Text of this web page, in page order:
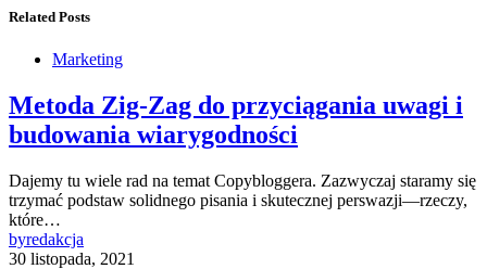
Related Posts
Marketing
Metoda Zig-Zag do przyciągania uwagi i
budowania wiarygodności
Dajemy tu wiele rad na temat Copybloggera. Zazwyczaj staramy się
trzymać podstaw solidnego pisania i skutecznej perswazji—rzeczy,
które…
byredakcja
30 listopada, 2021